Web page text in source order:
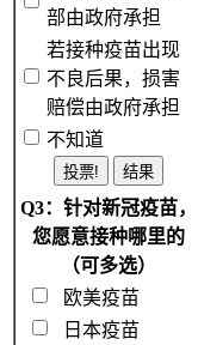
部由政府承担
若接种疫苗出现
不良后果，损害
赔偿由政府承担
不知道
Q3：针对新冠疫苗，
您愿意接种哪里的
（可多选）
欧美疫苗
日本疫苗